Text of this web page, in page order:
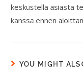
keskustella asiasta
kanssa ennen
YOU MIGHT